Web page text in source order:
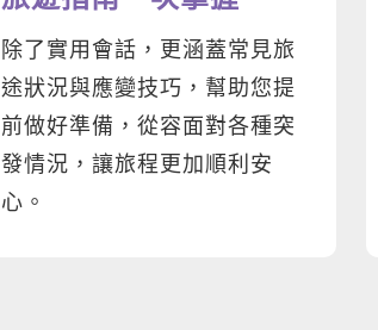
除了實用會話，更涵蓋常見旅
途狀況與應變技巧，幫助您提
前做好準備，從容面對各種突
發情況，讓旅程更加順利安
心。